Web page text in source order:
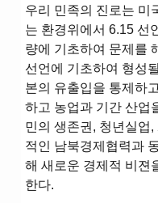
우리 민족의 진로는 미
는 환경위에서 6.15 선
량에 기초하여 문제를
선언에 기초하여 형성
본의 유출입을 통제하
하고 농업과 기간 산업
민의 생존권, 청년실업
적인 남북경제협력과
해 새로운 경제적 비젼
한다.